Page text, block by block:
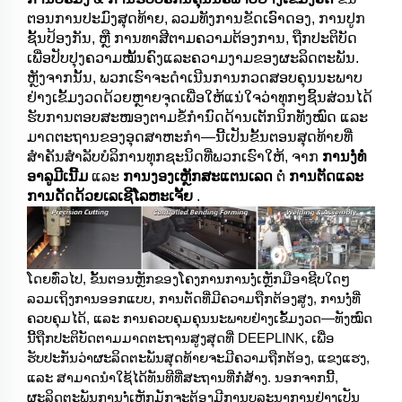
ຕອນການປະມົງສຸດທ້າຍ, ລວມທັງການຂັດເອົາດອງ, ການປູກ
ຊັ້ນປ້ອງກັນ, ຫຼື ການທາສີຕາມຄວາມຕ້ອງການ, ຖືກປະຕິບັດ
ເພື່ອປັບປຸງຄວາມໝັ້ນຄົງແລະຄວາມງາມຂອງຜະລິດຕະພັນ.
ຫຼັງຈາກນັ້ນ, ພວກເຮົາຈະດຳເນີນການກວດສອບຄຸນນະພາບ
ຢ່າງເຂັ້ມງວດດ້ວຍຫຼາຍຈຸດເພື່ອໃຫ້ແນ່ໃຈວ່າທຸກໆຊິ້ນສ່ວນໄດ້
ຮັບການຕອບສະໜອງຕາມຂໍ້ກຳນົດດ້ານເຕັກນິກທັງໝົດ ແລະ
ມາດຕະຖານຂອງອຸດສາຫະກຳ—ນີ້ເປັນຂັ້ນຕອນສຸດທ້າຍທີ່
ສຳຄັນສຳລັບບໍລິການທຸກຊະນິດທີ່ພວກເຮົາໃຫ້, ຈາກ ການງໍ່ທໍ່
ອາລູມີເນີ້ມ ແລະ ການງອງເຫຼັກສະແຕນເລດ ຕໍ່ ການຕັດແລະ
ການດັດດ້ວຍເລເຊີໂລຫະເຈັ້ຍ .
ໂດຍທົ່ວໄປ, ຂັ້ນຕອນຫຼັກຂອງໂຄງການການງໍ່ເຫຼັກມືອາຊີບໃດໆ
ລວມເຖິງການອອກແບບ, ການຕັດທີ່ມີຄວາມຖືກຕ້ອງສູງ, ການງໍ່ທີ່
ຄວບຄຸມໄດ້, ແລະ ການຄວບຄຸມຄຸນນະພາບຢ່າງເຂັ້ມງວດ—ທັງໝົດ
ນີ້ຖືກປະຕິບັດຕາມມາດຕະຖານສູງສຸດທີ່ DEEPLINK, ເພື່ອ
ຮັບປະກັນວ່າຜະລິດຕະພັນສຸດທ້າຍຈະມີຄວາມຖືກຕ້ອງ, ແຂງແຮງ,
ແລະ ສາມາດນຳໃຊ້ໄດ້ທັນທີທີ່ສະຖານທີ່ກໍ່ສ້າງ. ນອກຈາກນີ້,
ຜະລິດຕະພັນການງໍ່ເຫຼັກມັກຈະຕ້ອງມີການບູລະນາການຢ່າງເປັນ